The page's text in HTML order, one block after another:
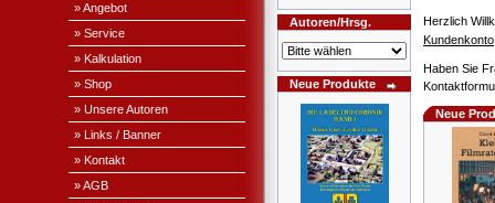
» Angebot
» Service
» Kalkulation
» Shop
» Unsere Autoren
» Links / Banner
» Kontakt
» AGB
Autoren/Hrsg.
Neue Produkte
Herzlich
Kundenkonto
Haben Sie
Neue